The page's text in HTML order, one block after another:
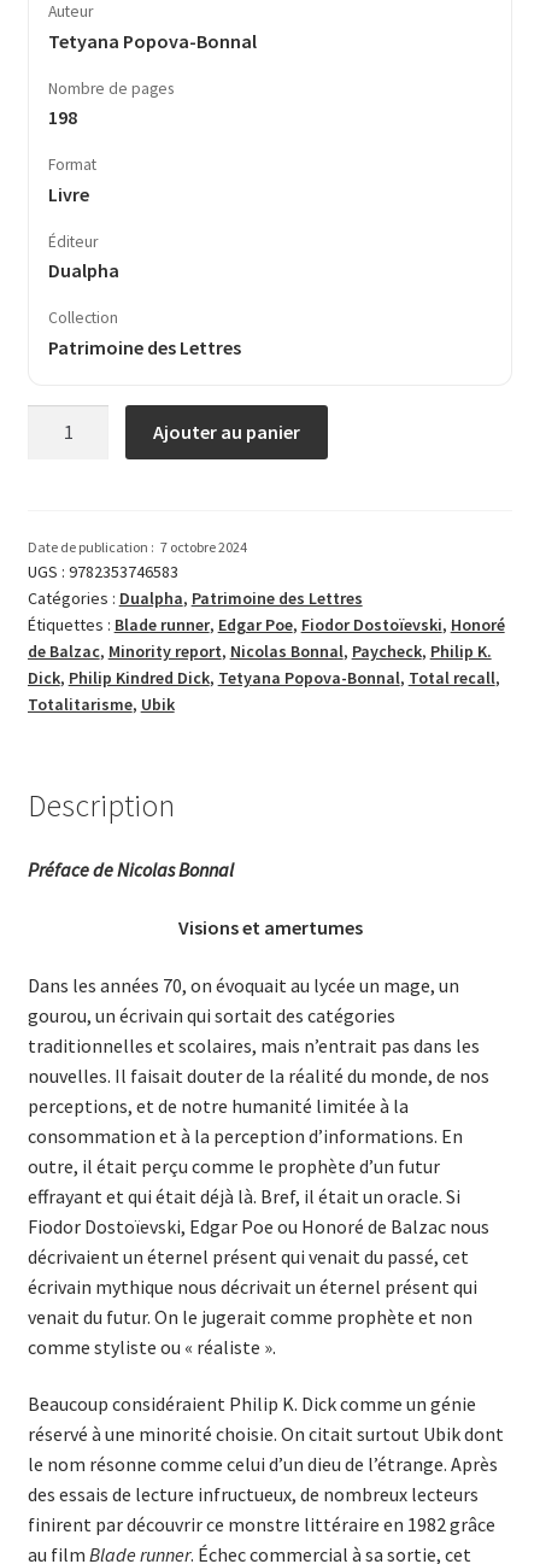
Auteur
Tetyana Popova-Bonnal
Nombre de pages
198
Format
Livre
Éditeur
Dualpha
Collection
Patrimoine des Lettres
Dick
et
le
grand
reset
Ajouter au panier
Date de publication : 7 octobre 2024
UGS : 9782353746583
Catégories : Dualpha, Patrimoine des Lettres
Étiquettes : Blade runner, Edgar Poe, Fiodor Dostoïevski, Honoré
de Balzac, Minority report, Nicolas Bonnal, Paycheck, Philip K.
Dick, Philip Kindred Dick, Tetyana Popova-Bonnal, Total recall,
Totalitarisme, Ubik
Description
Préface de Nicolas Bonnal
Visions et amertumes
Dans les années 70, on évoquait au lycée un mage, un
gourou, un écrivain qui sortait des catégories
traditionnelles et scolaires, mais n’entrait pas dans les
nouvelles. Il faisait douter de la réalité du monde, de nos
perceptions, et de notre humanité limitée à la
consommation et à la perception d’informations. En
outre, il était perçu comme le prophète d’un futur
effrayant et qui était déjà là. Bref, il était un oracle. Si
Fiodor Dostoïevski, Edgar Poe ou Honoré de Balzac nous
décrivaient un éternel présent qui venait du passé, cet
écrivain mythique nous décrivait un éternel présent qui
venait du futur. On le jugerait comme prophète et non
comme styliste ou « réaliste ».
Beaucoup considéraient Philip K. Dick comme un génie
réservé à une minorité choisie. On citait surtout Ubik dont
le nom résonne comme celui d’un dieu de l’étrange. Après
des essais de lecture infructueux, de nombreux lecteurs
finirent par découvrir ce monstre littéraire en 1982 grâce
au film Blade runner. Échec commercial à sa sortie, cet